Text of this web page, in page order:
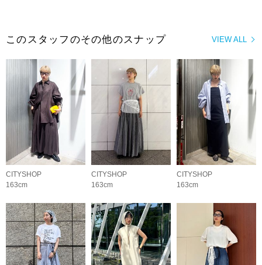
VIEW ALL
このスタッフのその他のスナップ
CITYSHOP
163cm
CITYSHOP
163cm
CITYSHOP
163cm